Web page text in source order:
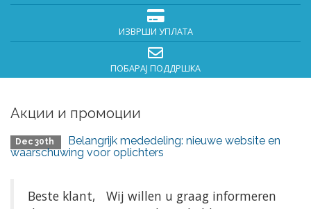
ИЗВРШИ УПЛАТА
ПОБАРАЈ ПОДДРШКА
Акции и промоции
Dec 30th
Belangrijk mededeling: nieuwe website en
waarschuwing voor oplichters
Beste klant, Wij willen u graag informeren